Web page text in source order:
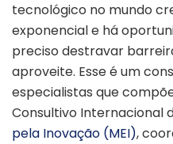
tecnológico no mundo
exponencial e há
preciso destravar
aproveite. Esse é um
especialistas que
Consultivo Internacional
pela Inovação (MEI),